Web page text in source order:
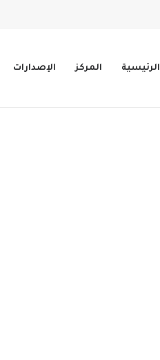
الرئيسية المركز الإصدارات